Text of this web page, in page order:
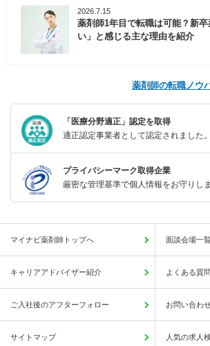
2026.7.15
薬剤師1年目で転職は可能？新
い」と感じる主な理由を紹介
薬剤師の転職ノウ
「医療分野適正」認定を取得
適正認定事業者として認定されました。
プライバシーマーク取得企業
厳密な管理基準で個人情報をお守りしま
マイナビ薬剤師トップへ 面談会場一
キャリアアドバイザー紹介 よくある質問
ご入社後のアフターフォロー お問い合わ
サイトマップ 人気の求人